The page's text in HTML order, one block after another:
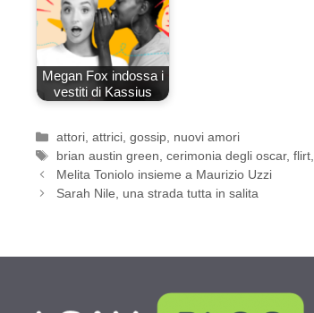
Megan Fox indossa i
vestiti di Kassius
Categorie
attori,attrici,gossip, nuovi amori
Tag
brian austin green,cerimonia degli oscar,flirt,
Melita Toniolo insieme a Maurizio Uzzi
Sarah Nile, una strada tutta in salita